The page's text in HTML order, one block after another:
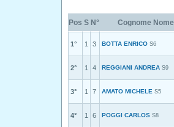
Pos S N° Cognome Nome
1° 1 3 BOTTA ENRICO S6
2° 1 4 REGGIANI ANDREA S9
3° 1 7 AMATO MICHELE S5
4° 1 6 POGGI CARLOS S8